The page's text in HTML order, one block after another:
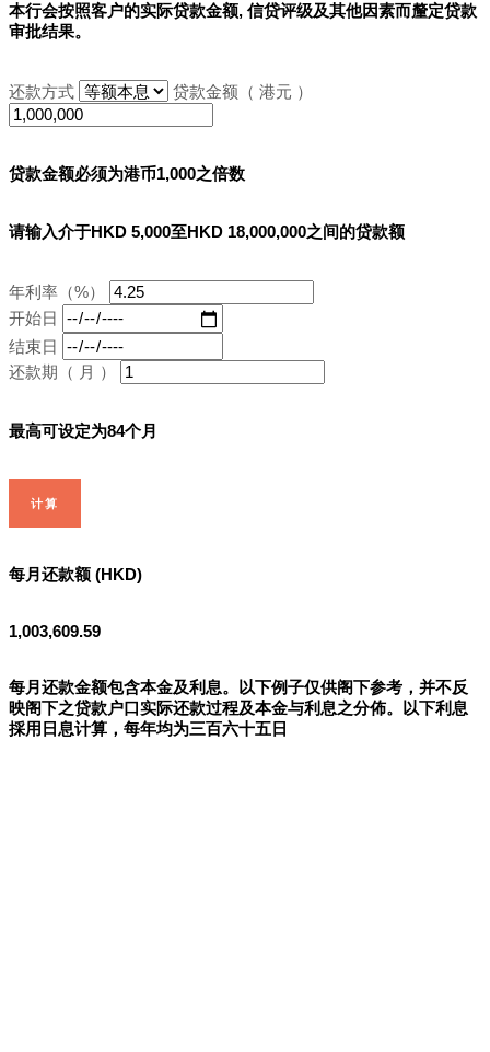
本行会按照客户的实际贷款金额, 信贷评级及其他因素而釐定贷款
审批结果。
还款方式 贷款金额（ 港元 ）
贷款金额必须为港币1,000之倍数
请输入介于HKD 5,000至HKD 18,000,000之间的贷款额
年利率（%）
开始日
结束日
还款期（ 月 ）
最高可设定为84个月
计算
每月还款额 (HKD)
1,003,609.59
每月还款金额包含本金及利息。以下例子仅供阁下参考，并不反
映阁下之贷款户口实际还款过程及本金与利息之分佈。以下利息
採用日息计算，每年均为三百六十五日